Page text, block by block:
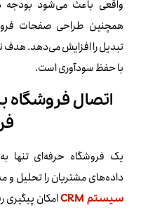
واقعی باعث می‌شود بودجه
همچنین طراحی صفحات
تبدیل را افزایش می‌دهد. هدف
با حفظ سودآوری است.
یک فروشگاه حرفه‌ای تنها
داده‌های مشتریان را تحلیل و
سیستم CRM
امکان